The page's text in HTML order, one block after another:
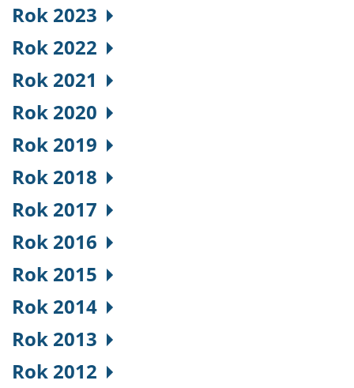
Rok 2023
Rok 2022
Rok 2021
Rok 2020
Rok 2019
Rok 2018
Rok 2017
Rok 2016
Rok 2015
Rok 2014
Rok 2013
Rok 2012